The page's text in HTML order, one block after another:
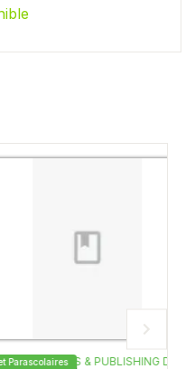
PUBLISHING DEMO